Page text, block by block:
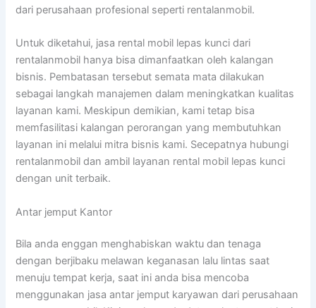
dari perusahaan profesional seperti rentalanmobil.
Untuk diketahui, jasa rental mobil lepas kunci dari
rentalanmobil hanya bisa dimanfaatkan oleh kalangan
bisnis. Pembatasan tersebut semata mata dilakukan
sebagai langkah manajemen dalam meningkatkan kualitas
layanan kami. Meskipun demikian, kami tetap bisa
memfasilitasi kalangan perorangan yang membutuhkan
layanan ini melalui mitra bisnis kami. Secepatnya hubungi
rentalanmobil dan ambil layanan rental mobil lepas kunci
dengan unit terbaik.
Antar jemput Kantor
Bila anda enggan menghabiskan waktu dan tenaga
dengan berjibaku melawan keganasan lalu lintas saat
menuju tempat kerja, saat ini anda bisa mencoba
menggunakan jasa antar jemput karyawan dari perusahaan